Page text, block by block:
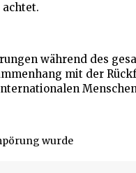
während des
mit der
wurde